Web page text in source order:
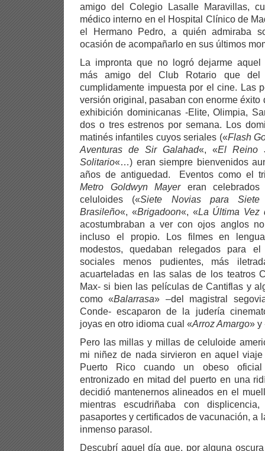
amigo del Colegio Lasalle Maravillas,
médico interno en el Hospital Clínico de
el Hermano Pedro, a quién admiraba
ocasión de acompañarlo en sus últimos
La impronta que no logró dejarme aquel
más amigo del Club Rotario que del
cumplidamente impuesta por el cine. Las
versión original, pasaban con enorme
exhibición dominicanas -Elite, Olimpia,
dos o tres estrenos por semana. Los
matinés infantiles cuyos seriales («Flash
Aventuras de Sir Galahad«, «El Reino
Solitario«…) eran siempre bienvenidos
años de antiguedad. Eventos como el
Metro Goldwyn Mayereran celebrados
celuloides («Siete Novias para Siete
Brasileño«, «Brigadoon«, «La Última Vez
acostumbraban a ver con ojos anglos
incluso el propio. Los filmes en lengua
modestos, quedaban relegados para
sociales menos pudientes, más
acuarteladas en las salas de los teatros
Max- si bien las películas de Cantiflas y
como «Balarrasa» –del magistral
Conde- escaparon de la judería
joyas en otro idioma cual «Arroz Amargo» y
Pero las millas y millas de celuloide
mi niñez de nada sirvieron en aquel
Puerto Rico cuando un obeso
entronizado en mitad del puerto en una
decidió mantenernos alineados en el
mientras escudriñaba con
pasaportes y certificados de vacunación, a
inmenso parasol.
Descubrí aquel día que, por alguna